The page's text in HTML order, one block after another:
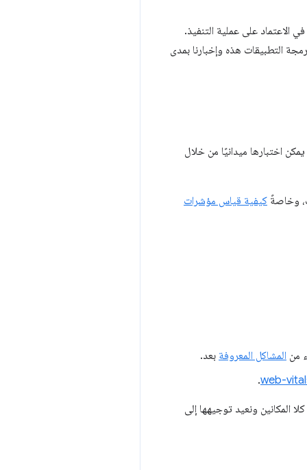
الاعتماد على عملية التنفيذ.
التطبيقات هذه وإخبارنا بمدى
اختبارها ميدانيًا من خلال
وخاصةً كيفية قياس مؤشرات
من المشاكل المعروفة بعد.
web-
.
المكانين ونعيد توجيهها إلى